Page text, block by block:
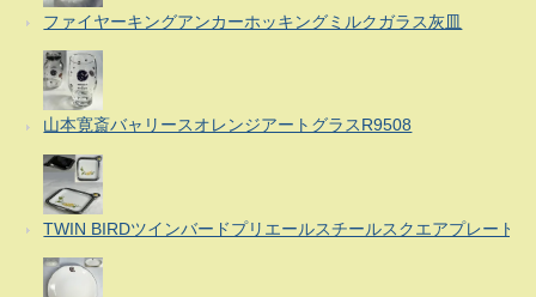
ファイヤーキングアンカーホッキングミルクガラス灰皿
山本寛斎バャリースオレンジアートグラスR9508
TWIN BIRDツインバードプリエールスチールスクエアプレート